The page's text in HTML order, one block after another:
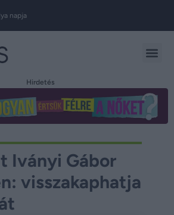
napja
Hirdetés
Iványi Gábor
visszakaphatja